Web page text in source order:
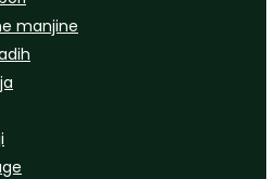
manjine